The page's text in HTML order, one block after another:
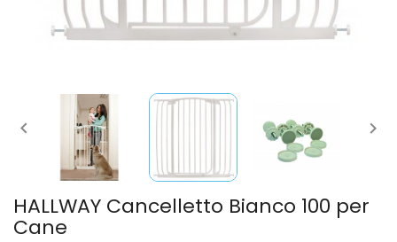
 
HALLWAY Cancelletto Bianco 100 per
Cane